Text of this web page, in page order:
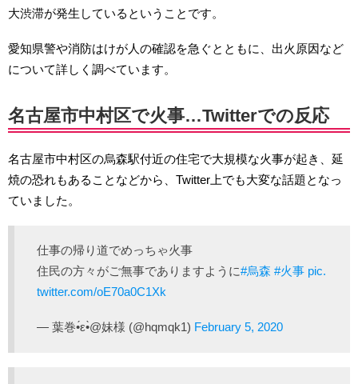
大渋滞が発生しているということです。
愛知県警や消防はけが人の確認を急ぐとともに、出火原因など
について詳しく調べています。
名古屋市中村区で火事…Twitterでの反応
名古屋市中村区の烏森駅付近の住宅で大規模な火事が起き、延
焼の恐れもあることなどから、Twitter上でも大変な話題となっ
ていました。
仕事の帰り道でめっちゃ火事
住民の方々がご無事でありますように#烏森 #火事 pic.
twitter.com/oE70a0C1Xk
— 葉巻•́ε•̀@妹様 (@hqmqk1) February 5, 2020